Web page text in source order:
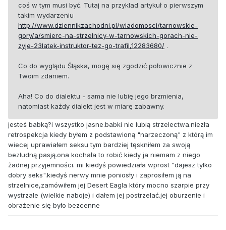
coś w tym musi być. Tutaj na przyklad artykuł o pierwszym
takim wydarzeniu
http://www.dziennikzachodni.pl/wiadomosci/tarnowskie-
gory/a/smierc-na-strzelnicy-w-tarnowskich-gorach-nie-
zyje-23latek-instruktor-tez-go-trafil,12283680/ .
Co do wyglądu Śląska, mogę się zgodzić połowicznie z
Twoim zdaniem.
Aha! Co do dialektu - sama nie lubię jego brzmienia,
natomiast każdy dialekt jest w miarę zabawny.
jesteś babką?i wszystko jasne.babki nie lubią strzelectwa.niezła
retrospekcja kiedy byłem z podstawioną "narzeczoną" z którą im
wiecej uprawiałem seksu tym bardziej tęskniłem za swoją
bezludną pasją.ona kochała to robić kiedy ja niemam z niego
żadnej przyjemności. mi kiedyś powiedziała wprost "dajesz tylko
dobry seks".kiedyś nerwy mnie poniosły i zaprosiłem ją na
strzelnice,zamówiłem jej Desert Eagla który mocno szarpie przy
wystrzale (wielkie naboje) i dałem jej postrzelać.jej oburzenie i
obrażenie się było bezcenne